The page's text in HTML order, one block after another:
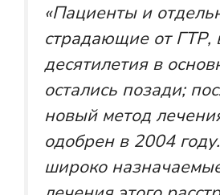
«Пациенты и
страдающие от ГТР,
десятилетия в
остались позади;
новый метод
одобрен в 2004
широко